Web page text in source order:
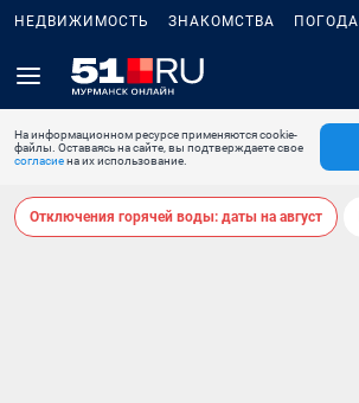
НЕДВИЖИМОСТЬ ЗНАКОМСТВА ПОГОДА
На информационном ресурсе применяются cookie-
файлы. Оставаясь на сайте, вы подтверждаете свое
согласиена их использование.
Отключения горячей воды: даты на август